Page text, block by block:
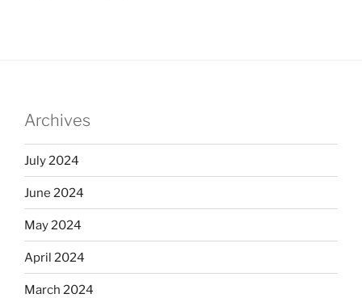
Archives
July 2024
June 2024
May 2024
April 2024
March 2024